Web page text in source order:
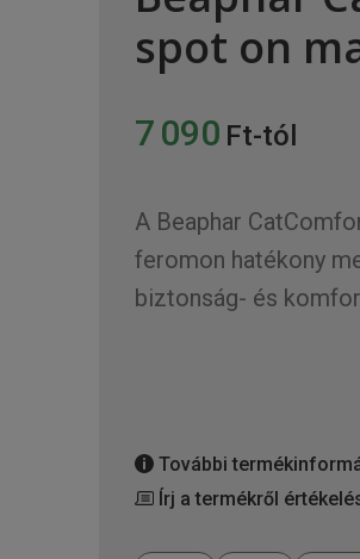
spot on
7 090 Ft-tól
A Beaphar
feromon hatékony
biztonság- és
További
Írj a termékről